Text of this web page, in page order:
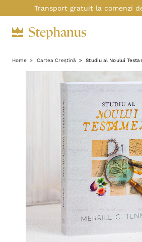
Transport gratuit la comenzi
Home Cartea Creștină Studiu al Noului